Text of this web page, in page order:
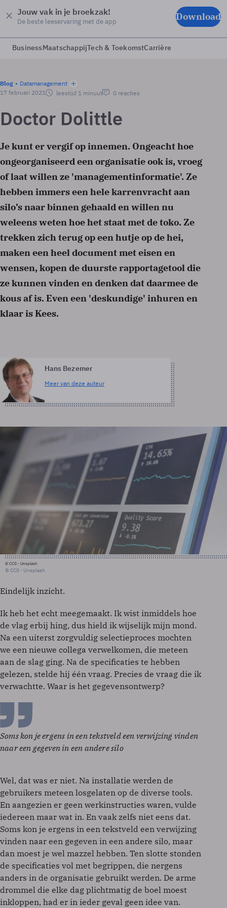
Jouw vak in je broekzak!
De beste leeservaring met de app Download
BusinessMaatschappijTech & ToekomstCarrière
Blog
Datamanagement
17 februari 2021
leestijd 1 minuut 0 reacties
Doctor Dolittle
Je kunt er vergif op innemen. Ongeacht hoe
ongeorganiseerd een organisatie ook is, vroeg
of laat willen ze 'managementinformatie'. Ze
hebben immers een hele karrenvracht aan
silo’s naar binnen gehaald en willen nu
weleens weten hoe het staat met de toko. Ze
trekken zich terug op een hutje op de hei,
maken een heel document met eisen en
wensen, kopen de duurste rapportagetool die
ze kunnen vinden en denken dat daarmee de
kous af is. Even een 'deskundige' inhuren en
klaar is Kees.
Hans Bezemer
Meer van deze auteur
© CC0 - Unsplash
© CC0 - Unsplash
Eindelijk inzicht.
Ik heb het echt meegemaakt. Ik wist inmiddels hoe
de vlag erbij hing, dus hield ik wijselijk mijn mond.
Na een uiterst zorgvuldig selectieproces mochten
we een nieuwe collega verwelkomen, die meteen
aan de slag ging. Na de specificaties te hebben
gelezen, stelde hij één vraag. Precies de vraag die ik
verwachtte. Waar is het gegevensontwerp?
Soms kon je ergens in een tekstveld een verwijzing vinden
naar een gegeven in een andere silo
Wel, dat was er niet. Na installatie werden de
gebruikers meteen losgelaten op de diverse tools.
En aangezien er geen werkinstructies waren, vulde
iedereen maar wat in. En vaak zelfs niet eens dat.
Soms kon je ergens in een tekstveld een verwijzing
vinden naar een gegeven in een andere silo, maar
dan moest je wel mazzel hebben. Ten slotte stonden
de specificaties vol met begrippen, die nergens
anders in de organisatie gebruikt werden. De arme
drommel die elke dag plichtmatig de boel moest
inkloppen, had er in ieder geval geen idee van.